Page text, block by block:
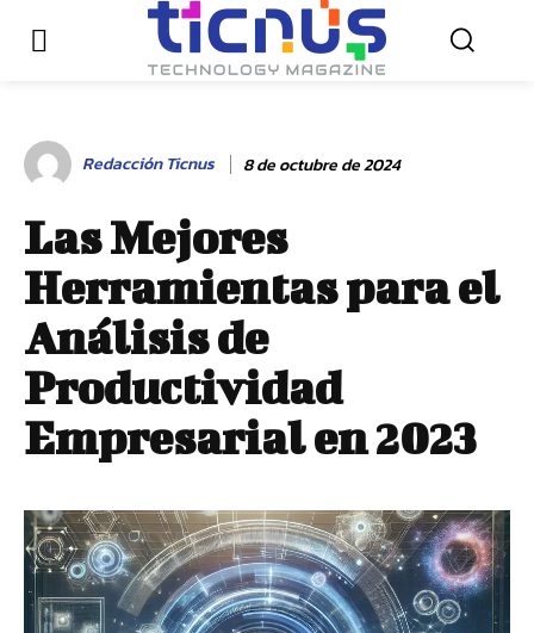
Redacción Ticnus 8 de octubre de 2024
Las Mejores
Herramientas para el
Análisis de
Productividad
Empresarial en 2023